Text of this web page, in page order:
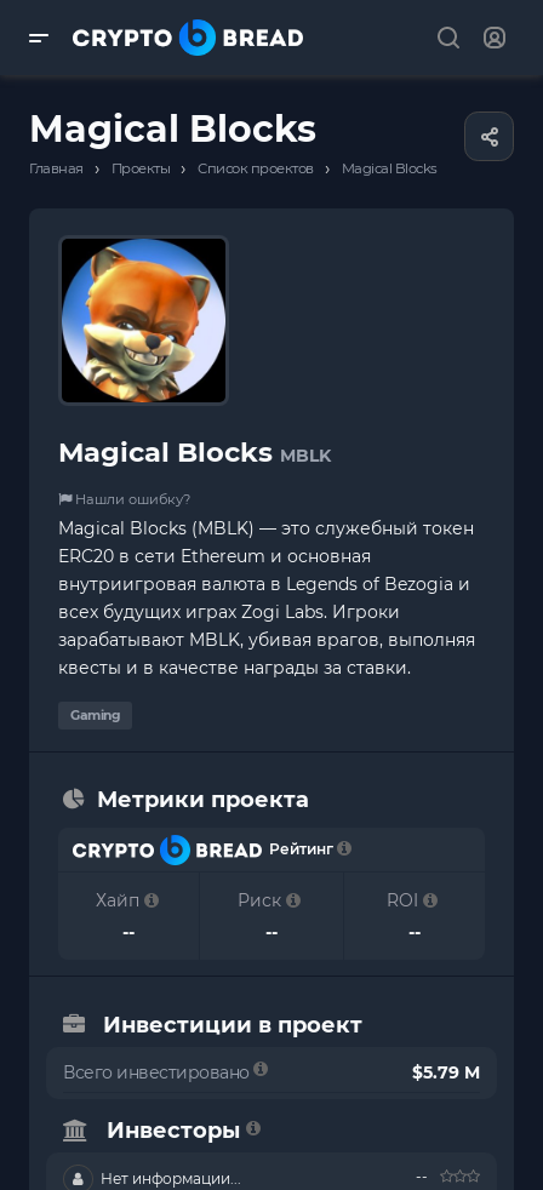
Magical Blocks
Главная › Проекты › Список проектов › Magical Blocks
Magical Blocks MBLK
Нашли ошибку?
Magical Blocks (MBLK) — это служебный токен
ERC20 в сети Ethereum и основная
внутриигровая валюта в Legends of Bezogia и
всех будущих играх Zogi Labs. Игроки
зарабатывают MBLK, убивая врагов, выполняя
квесты и в качестве награды за ставки.
Gaming
Метрики проекта
Рейтинг
Хайп
--
Риск
--
ROI
--
Инвестиции в проект
Всего инвестировано $5.79 M
Инвесторы
Нет информации... --